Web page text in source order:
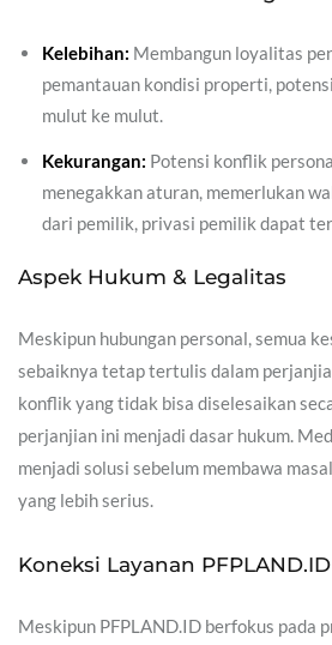
Kelebihan: Membangun loyalitas
pemantauan kondisi properti,
mulut ke mulut.
Kekurangan: Potensi konflik
menegakkan aturan, memerlukan
dari pemilik, privasi pemilik dapat
Aspek Hukum & Legalitas
Meskipun hubungan personal, semua
sebaiknya tetap tertulis dalam
konflik yang tidak bisa diselesaikan
perjanjian ini menjadi dasar hukum.
menjadi solusi sebelum membawa
yang lebih serius.
Koneksi Layanan PFPLAND.ID
Meskipun PFPLAND.ID berfokus pada